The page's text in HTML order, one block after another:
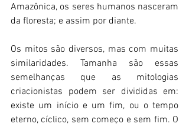
Amazônica, os seres humanos nasceram
da floresta; e assim por diante.
Os mitos são diversos, mas com muitas
similaridades. Tamanha são essas
semelhanças que as mitologias
criacionistas podem ser divididas em:
existe um início e um fim, ou o tempo
eterno, cíclico, sem começo e sem fim. O